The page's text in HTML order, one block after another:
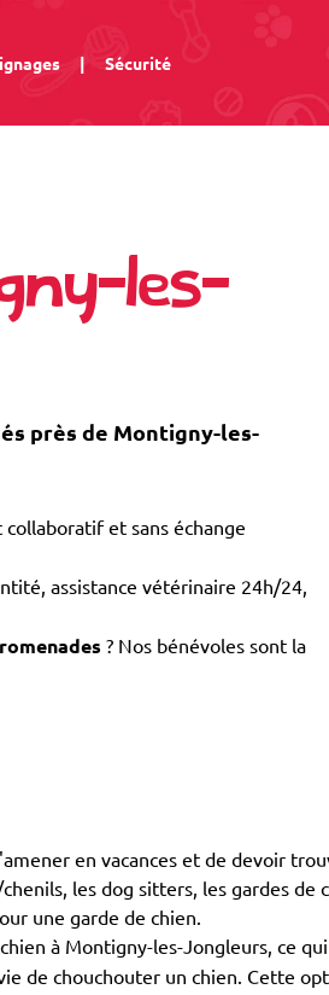
| Sécurité
les-
près de Montigny-les-
et sans échange
assistance vétérinaire 24h/24,
? Nos bénévoles sont la
en vacances et de devoir
les dog sitters, les gardes
une garde de chien.
à Montigny-les-Jongleurs, ce
de chouchouter un chien. Cette